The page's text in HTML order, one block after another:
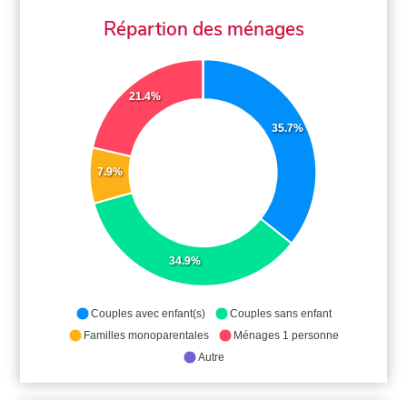
Répartion des ménages
35.7%
34.9%
7.9%
21.4%
Couples avec enfant(s)
Couples sans enfant
Familles monoparentales
Ménages 1 personne
Autre